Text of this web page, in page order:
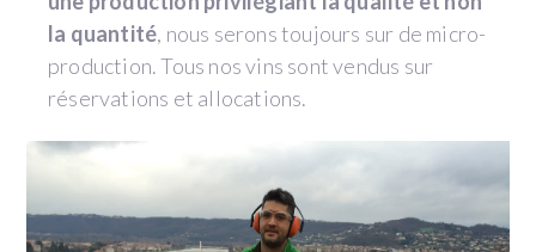
la quantité, nous serons toujours sur de micro-
production. Tous nos vins sont vendus sur
réservations et allocations.